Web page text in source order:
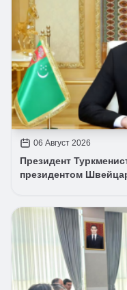
06 Август 2026
Президент
президентом